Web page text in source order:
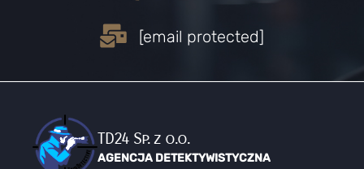
[email protected]
TD24 Sp. z o.o.
AGENCJA DETEKTYWISTYCZNA